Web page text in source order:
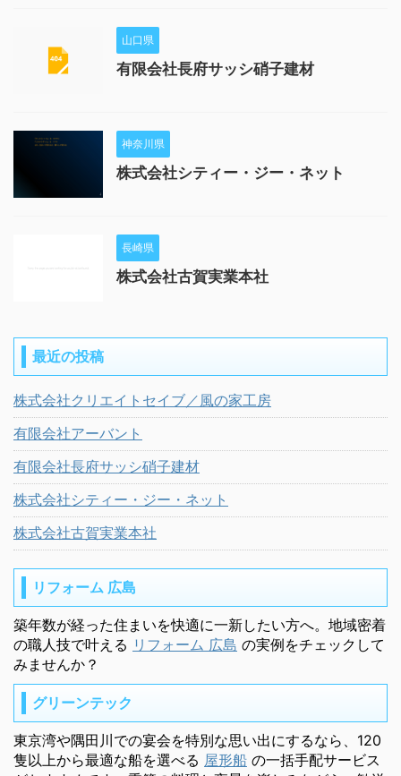
山口県
有限会社長府サッシ硝子建材
神奈川県
株式会社シティー・ジー・ネット
長崎県
株式会社古賀実業本社
最近の投稿
株式会社クリエイトセイブ／風の家工房
有限会社アーバント
有限会社長府サッシ硝子建材
株式会社シティー・ジー・ネット
株式会社古賀実業本社
リフォーム 広島
築年数が経った住まいを快適に一新したい方へ。地域密着
の職人技で叶える リフォーム 広島 の実例をチェックして
みませんか？
グリーンテック
東京湾や隅田川での宴会を特別な思い出にするなら、120
隻以上から最適な船を選べる 屋形船 の一括手配サービス